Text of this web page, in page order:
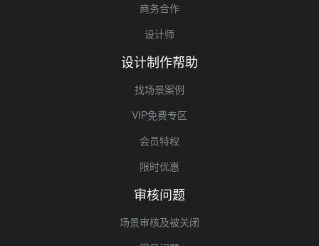
商务合作
设计师
设计制作帮助
找场景案例
VIP免费专区
会员特权
限时优惠
审核问题
场景审核及被关闭